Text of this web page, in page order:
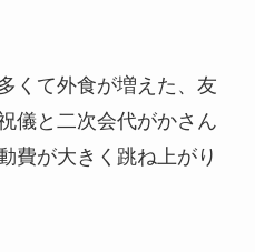
くて外食が増えた、友
儀と二次会代がかさん
費が大きく跳ね上がり